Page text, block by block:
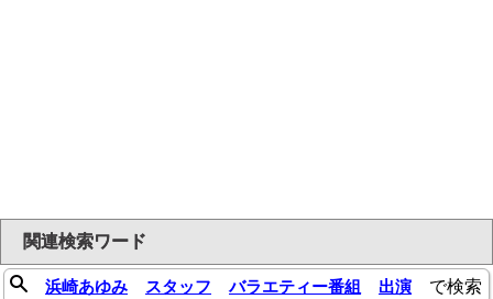
関連検索ワード
浜崎あゆみ スタッフ バラエティー番組 出演 で検索